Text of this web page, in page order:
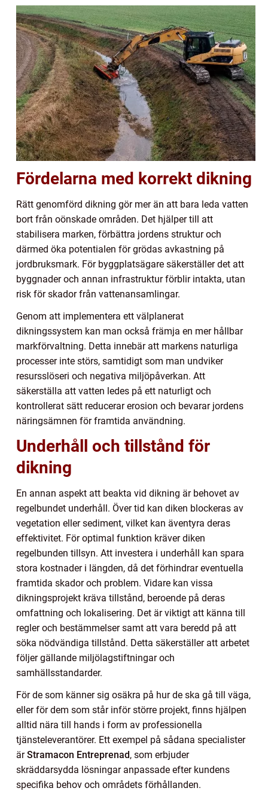
Fördelarna med korrekt dikning
Rätt genomförd dikning gör mer än att bara leda vatten
bort från oönskade områden. Det hjälper till att
stabilisera marken, förbättra jordens struktur och
därmed öka potentialen för grödas avkastning på
jordbruksmark. För byggplatsägare säkerställer det att
byggnader och annan infrastruktur förblir intakta, utan
risk för skador från vattenansamlingar.
Genom att implementera ett välplanerat
dikningssystem kan man också främja en mer hållbar
markförvaltning. Detta innebär att markens naturliga
processer inte störs, samtidigt som man undviker
resursslöseri och negativa miljöpåverkan. Att
säkerställa att vatten ledes på ett naturligt och
kontrollerat sätt reducerar erosion och bevarar jordens
näringsämnen för framtida användning.
Underhåll och tillstånd för
dikning
En annan aspekt att beakta vid dikning är behovet av
regelbundet underhåll. Över tid kan diken blockeras av
vegetation eller sediment, vilket kan äventyra deras
effektivitet. För optimal funktion kräver diken
regelbunden tillsyn. Att investera i underhåll kan spara
stora kostnader i längden, då det förhindrar eventuella
framtida skador och problem. Vidare kan vissa
dikningsprojekt kräva tillstånd, beroende på deras
omfattning och lokalisering. Det är viktigt att känna till
regler och bestämmelser samt att vara beredd på att
söka nödvändiga tillstånd. Detta säkerställer att arbetet
följer gällande miljölagstiftningar och
samhällsstandarder.
För de som känner sig osäkra på hur de ska gå till väga,
eller för dem som står inför större projekt, finns hjälpen
alltid nära till hands i form av professionella
tjänsteleverantörer. Ett exempel på sådana specialister
ärStramacon Entreprenad, som erbjuder
skräddarsydda lösningar anpassade efter kundens
specifika behov och områdets förhållanden.